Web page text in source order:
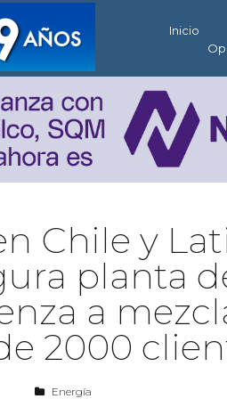
Inicio
Chile y
planta
a
2000
Energía